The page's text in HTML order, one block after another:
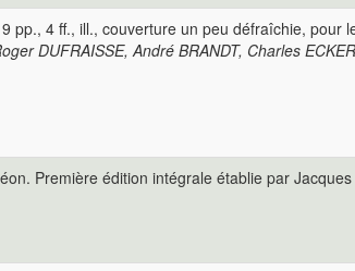
pp., 4 ff., ill., couverture un peu défraîchie,
DUFRAISSE, André BRANDT, Charles
Première édition intégrale établie par